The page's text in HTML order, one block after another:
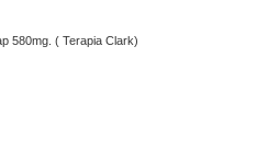
580mg. ( Terapia Clark)